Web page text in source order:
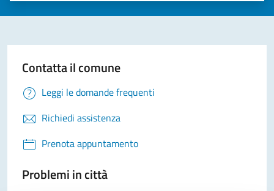
Contatta il comune
Leggi le domande frequenti
Richiedi assistenza
Prenota appuntamento
Problemi in città